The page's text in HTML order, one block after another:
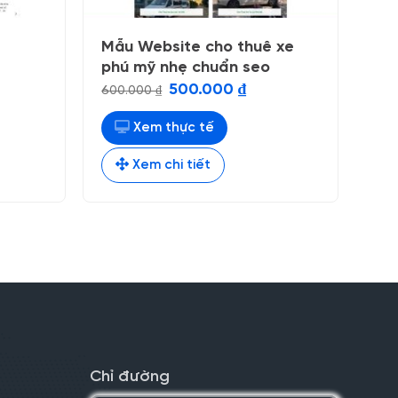
Mẫu Website cho thuê xe
phú mỹ nhẹ chuẩn seo
600.000₫ Giá
là:
600.000 ₫.
500.000₫Giá
hiện
Xem thực tế
Xem chi tiết
Chỉ đường